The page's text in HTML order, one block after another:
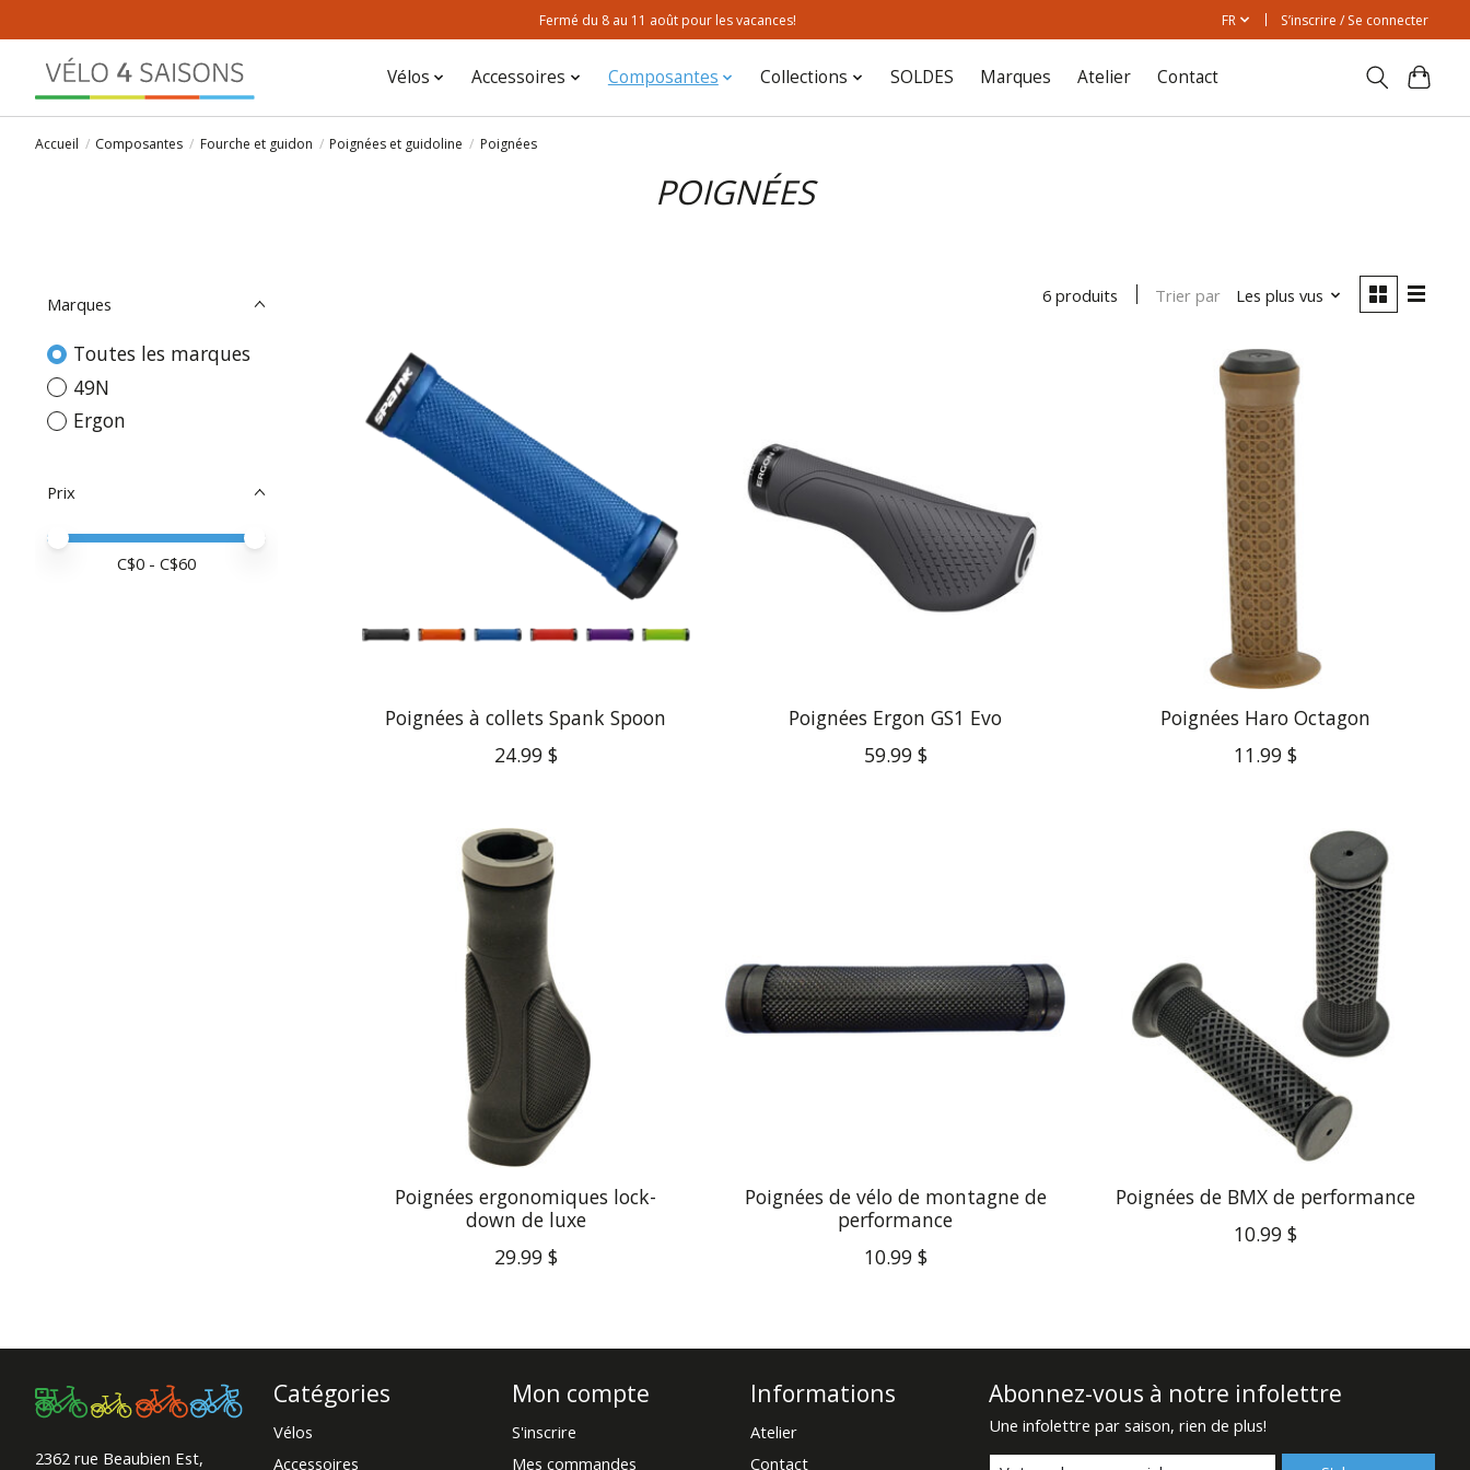
Fermé du 8 au 11 août pour les vacances! FR S’inscrire / Se connecter
Vélos Accessoires Composantes Collections SOLDES Marques Atelier Contact
Accueil / Composantes / Fourche et guidon / Poignées et guidoline / Poignées
POIGNÉES
Marques
Toutes les marques
49N
Ergon
Prix
Prix minimum
Price maximum value
C$0 - C$60
6 produits Trier par Les plus vus
Poignées à collets Spank Spoon
24.99 $
Poignées Ergon GS1 Evo
59.99 $
Poignées Haro Octagon
11.99 $
Poignées ergonomiques lock-
down de luxe
29.99 $
Poignées de vélo de montagne de
performance
10.99 $
Poignées de BMX de performance
10.99 $
2362 rue Beaubien Est,
Catégories
Vélos
Accessoires
Mon compte
S'inscrire
Mes commandes
Informations
Atelier
Contact
Abonnez-vous à notre infolettre
Une infolettre par saison, rien de plus!